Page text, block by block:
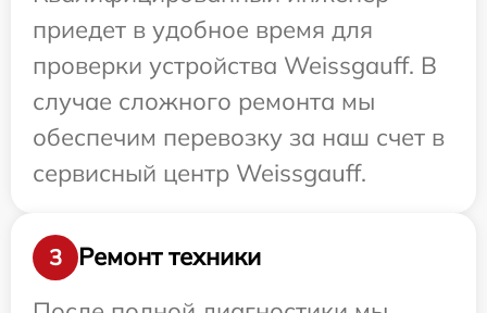
приедет в удобное время для
проверки устройства Weissgauff. В
случае сложного ремонта мы
обеспечим перевозку за наш счет в
сервисный центр Weissgauff.
3
Ремонт техники